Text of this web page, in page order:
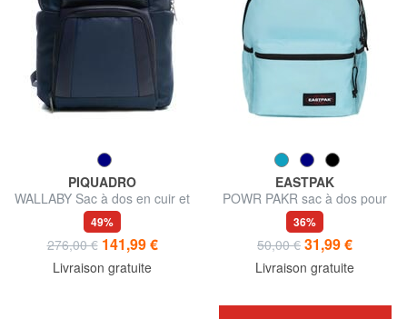
PIQUADRO
WALLABY Sac à dos en cuir et
tissu, support pc 14"
49%
276,00 € 141,99 €
Livraison gratuite
EASTPAK
POWR PAKR sac à dos pour
ordinateur portable 13"
36%
50,00 € 31,99 €
Livraison gratuite